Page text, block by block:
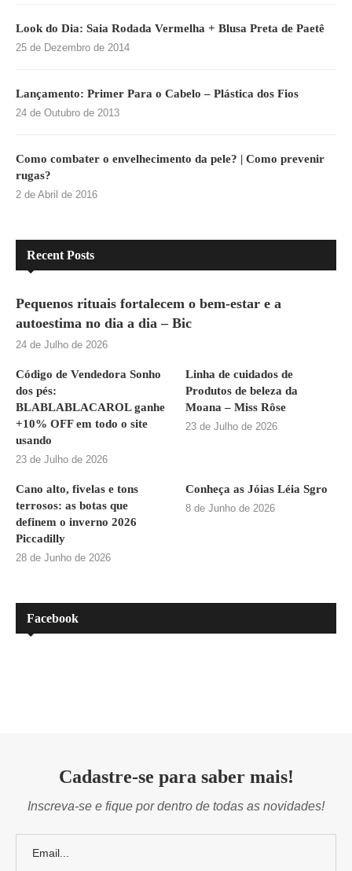
Look do Dia: Saia Rodada Vermelha + Blusa Preta de Paetê
25 de Dezembro de 2014
Lançamento: Primer Para o Cabelo – Plástica dos Fios
24 de Outubro de 2013
Como combater o envelhecimento da pele? | Como prevenir
rugas?
2 de Abril de 2016
Recent Posts
Pequenos rituais fortalecem o bem-estar e a
autoestima no dia a dia – Bic
24 de Julho de 2026
Código de Vendedora Sonho
dos pés:
BLABLABLACAROL ganhe
+10% OFF em todo o site
usando
23 de Julho de 2026
Linha de cuidados de
Produtos de beleza da
Moana – Miss Rôse
23 de Julho de 2026
Cano alto, fivelas e tons
terrosos: as botas que
definem o inverno 2026
Piccadilly
28 de Junho de 2026
Conheça as Jóias Léia Sgro
8 de Junho de 2026
Facebook
Cadastre-se para saber mais!
Inscreva-se e fique por dentro de todas as novidades!